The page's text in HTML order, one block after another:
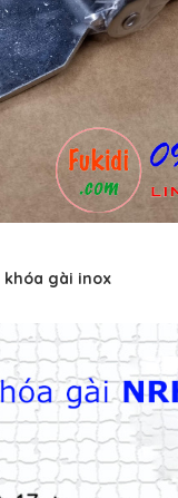
khóa gài inox